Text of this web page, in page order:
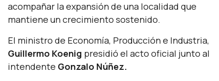
acompañar la expansión de una localidad que
mantiene un crecimiento sostenido.
El ministro de Economía, Producción e Industria,
Guillermo Koenig presidió el acto oficial junto al
intendente Gonzalo Núñez.